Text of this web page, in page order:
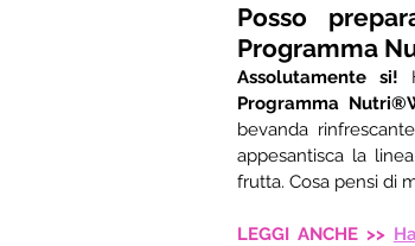
Posso
Programma
Assolutamente si!
Programma
bevanda
appesantisca la
frutta. Cosa pensi di
LEGGI ANCHE >>